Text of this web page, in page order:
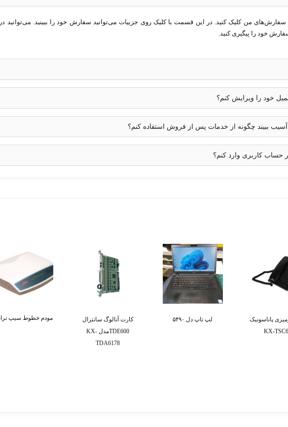
یک گزینه مناسب برای نظارت در محیط‌های داخلی و خارجی است که نیاز به کیفیت تصویر بالا،
من کلیک کنید. در این قسمت با کلیک روی جزییات می‌توانید سفارش خود را ببینید. می‌توانید
خود را پیگیری کنید.
خود را ویرایش کنم؟
ببیند چگونه از خدمات پس از فروش استفاده کنم؟
حساب کاربری وارد کنم؟
پاناسونیک
KX-
لپ تاپ دل ۵۴۹۰
کارت آنالوگ سانترال
TDE600مدل KX-
TDA6178
مودم خطوط سیپ